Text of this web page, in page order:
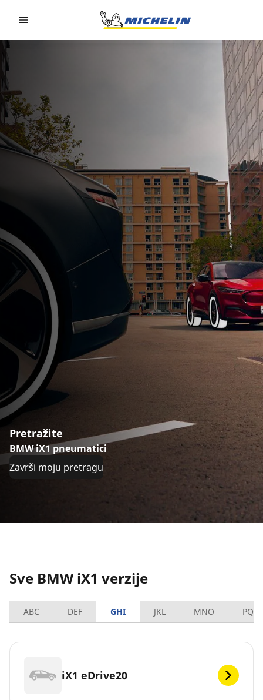
Pretražite
BMW iX1 pneumatici
Završi moju pretragu
Sve BMW iX1 verzije
ABC DEF GHI JKL MNO PQRS
iX1 eDrive20